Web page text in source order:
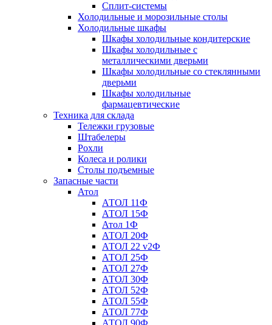
Сплит-системы
Холодильные и морозильные столы
Холодильные шкафы
Шкафы холодильные кондитерские
Шкафы холодильные с
металлическими дверьми
Шкафы холодильные со стеклянными
дверьми
Шкафы холодильные
фармацевтические
Техника для склада
Тележки грузовые
Штабелеры
Рохли
Колеса и ролики
Столы подъемные
Запасные части
Атол
АТОЛ 11Ф
АТОЛ 15Ф
Атол 1Ф
АТОЛ 20Ф
АТОЛ 22 v2Ф
АТОЛ 25Ф
АТОЛ 27Ф
АТОЛ 30Ф
АТОЛ 52Ф
АТОЛ 55Ф
АТОЛ 77Ф
АТОЛ 90Ф